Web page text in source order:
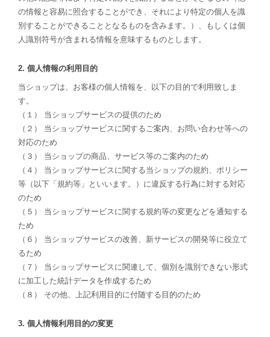
の情報と容易に照合することができ、それにより特定の個人を識
別することができることとなるものを含みます。）、もしくは個
人識別符号が含まれる情報を意味するものとします。
2. 個人情報の利用目的
当ショップは、お客様の個人情報を、以下の目的で利用致しま
す。
（１） 当ショップサービスの提供のため
（２） 当ショップサービスに関するご案内、お問い合わせ等への
対応のため
（３） 当ショップの商品、サービス等のご案内のため
（４） 当ショップサービスに関する当ショップの規約、ポリシー
等（以下「規約等」といいます。）に違反する行為に対する対応
のため
（５） 当ショップサービスに関する規約等の変更などを通知する
ため
（６） 当ショップサービスの改善、新サービスの開発等に役立て
るため
（７） 当ショップサービスに関連して、個別を識別できない形式
に加工した統計データを作成するため
（８） その他、上記利用目的に付随する目的のため
3. 個人情報利用目的の変更